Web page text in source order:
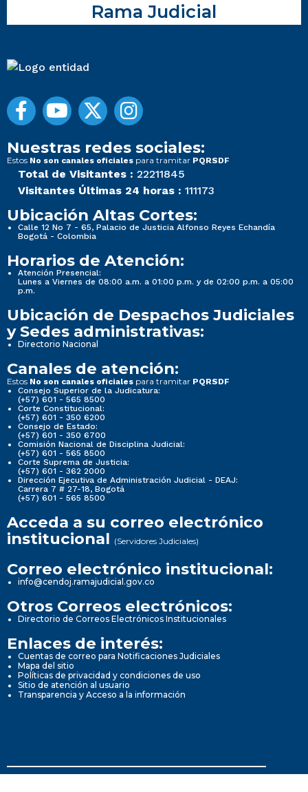
Rama Judicial
Nuestras redes sociales:
Estos No son canales oficiales para tramitar PQRSDF
Total de Visitantes : 22211845
Visitantes Últimas 24 horas : 111173
Ubicación Altas Cortes:
Calle 12 No 7 - 65, Palacio de Justicia Alfonso Reyes Echandía
Bogotá - Colombia
Horarios de Atención:
Atención Presencial:
Lunes a Viernes de 08:00 a.m. a 01:00 p.m. y de 02:00 p.m. a 05:00
p.m.
Ubicación de Despachos Judiciales
y Sedes administrativas:
Directorio Nacional
Canales de atención:
Estos No son canales oficiales para tramitar PQRSDF
Consejo Superior de la Judicatura:
(+57) 601 - 565 8500
Corte Constitucional:
(+57) 601 - 350 6200
Consejo de Estado:
(+57) 601 - 350 6700
Comisión Nacional de Disciplina Judicial:
(+57) 601 - 565 8500
Corte Suprema de Justicia:
(+57) 601 - 362 2000
Dirección Ejecutiva de Administración Judicial - DEAJ:
Carrera 7 # 27-18, Bogotá
(+57) 601 - 565 8500
Acceda a su correo electrónico
institucional (Servidores Judiciales)
Correo electrónico institucional:
info@cendoj.ramajudicial.gov.co
Otros Correos electrónicos:
Directorio de Correos Electrónicos Institucionales
Enlaces de interés:
Cuentas de correo para Notificaciones Judiciales
Mapa del sitio
Políticas de privacidad y condiciones de uso
Sitio de atención al usuario
Transparencia y Acceso a la información